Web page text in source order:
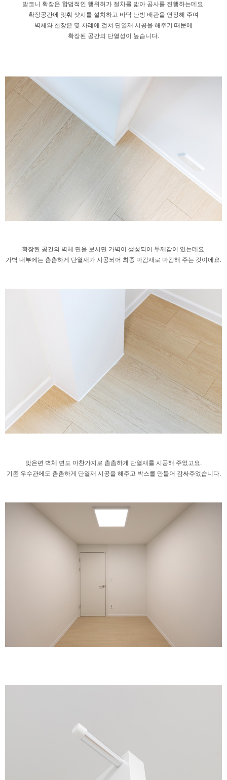
발코니 확장은 합법적인 행위허가 절차를 밟아 공사를 진행하는데요.
확장공간에 맞춰 샷시를 설치하고 바닥 난방 배관을 연장해 주며
벽체와 천장은 몇 차례에 걸쳐 단열재 시공을 해주기 때문에
확장된 공간의 단열성이 높습니다.
확장된 공간의 벽체 면을 보시면 가벽이 생성되어 두께감이 있는데요.
가벽 내부에는 촘촘하게 단열재가 시공되어 최종 마감재로 마감해 주는 것이에요.
맞은편 벽체 면도 마찬가지로 촘촘하게 단열재를 시공해 주었고요.
기존 우수관에도 촘촘하게 단열재 시공을 해주고 박스를 만들어 감싸주었습니다.